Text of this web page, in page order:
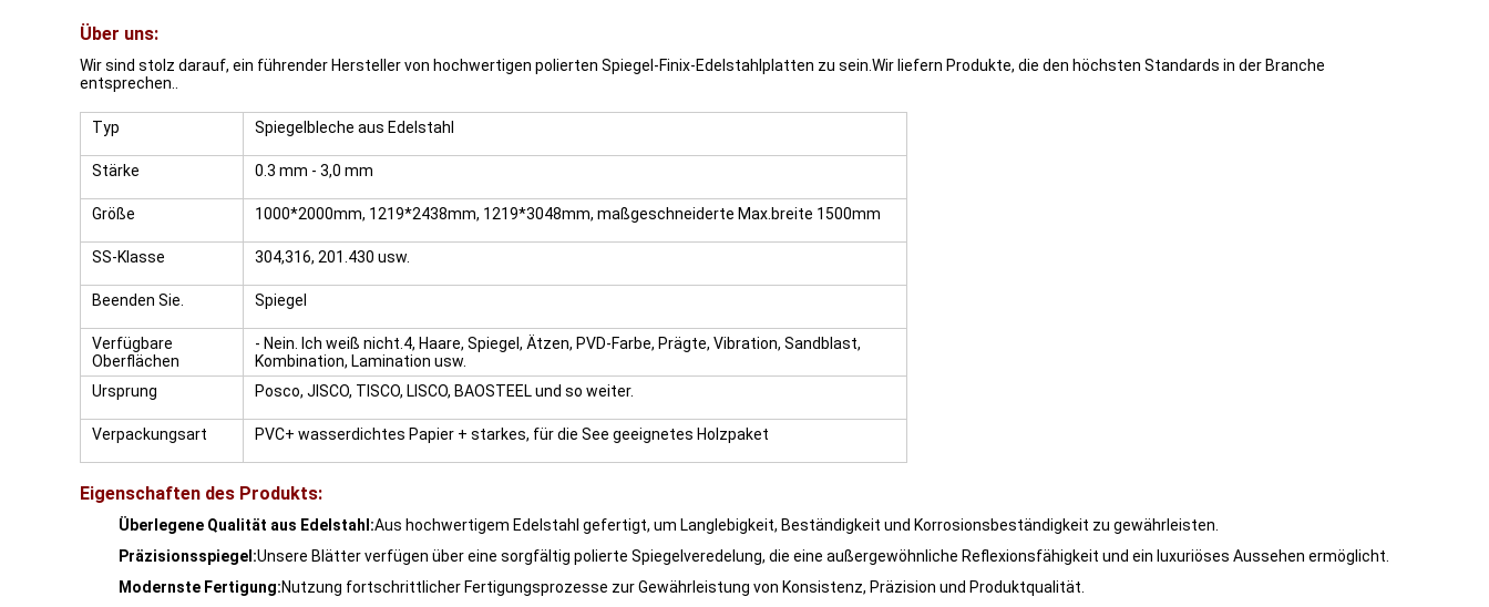
Über uns:
Wir sind stolz darauf, ein führender Hersteller von hochwertigen polierten Spiegel-Finix-Edelstahlplatten zu sein.Wir liefern Produkte, die den höchsten Standards in der Branche
entsprechen..
Typ Spiegelbleche aus Edelstahl
Stärke 0.3 mm - 3,0 mm
Größe 1000*2000mm, 1219*2438mm, 1219*3048mm, maßgeschneiderte Max.breite 1500mm
SS-Klasse 304,316, 201.430 usw.
Beenden Sie. Spiegel
Verfügbare
Oberflächen
- Nein. Ich weiß nicht.4, Haare, Spiegel, Ätzen, PVD-Farbe, Prägte, Vibration, Sandblast,
Kombination, Lamination usw.
Ursprung
Posco, JISCO, TISCO, LISCO, BAOSTEEL und so weiter.
Verpackungsart PVC+ wasserdichtes Papier + starkes, für die See geeignetes Holzpaket
Eigenschaften des Produkts:
Überlegene Qualität aus Edelstahl:Aus hochwertigem Edelstahl gefertigt, um Langlebigkeit, Beständigkeit und Korrosionsbeständigkeit zu gewährleisten.
Präzisionsspiegel:Unsere Blätter verfügen über eine sorgfältig polierte Spiegelveredelung, die eine außergewöhnliche Reflexionsfähigkeit und ein luxuriöses Aussehen ermöglicht.
Modernste Fertigung:Nutzung fortschrittlicher Fertigungsprozesse zur Gewährleistung von Konsistenz, Präzision und Produktqualität.